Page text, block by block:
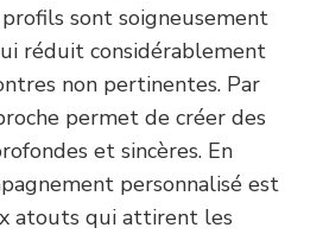
sont soigneusement
réduit considérablement
non pertinentes. Par
permet de créer des
et sincères. En
personnalisé est
atouts qui attirent les